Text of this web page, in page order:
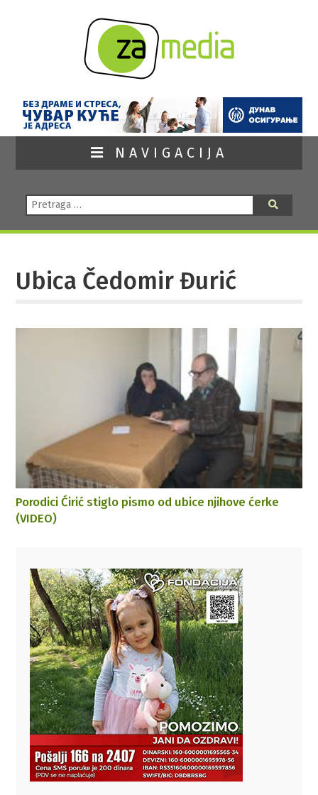
NAVIGACIJA
Pretraga:
Ubica Čedomir Đurić
Porodici Ćirić stiglo pismo od ubice njihove ćerke
(VIDEO)